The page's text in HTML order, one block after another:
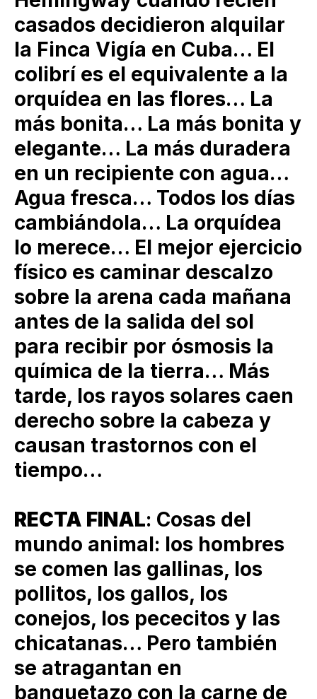
casados decidieron alquilar
la Finca Vigía en Cuba… El
colibrí es el equivalente a la
orquídea en las flores… La
más bonita… La más bonita y
elegante… La más duradera
en un recipiente con agua…
Agua fresca… Todos los días
cambiándola… La orquídea
lo merece… El mejor ejercicio
físico es caminar descalzo
sobre la arena cada mañana
antes de la salida del sol
para recibir por ósmosis la
química de la tierra… Más
tarde, los rayos solares caen
derecho sobre la cabeza y
causan trastornos con el
tiempo…
RECTA FINAL: Cosas del
mundo animal: los hombres
se comen las gallinas, los
pollitos, los gallos, los
conejos, los pececitos y las
chicatanas… Pero también
se atragantan en
banquetazo con la carne de